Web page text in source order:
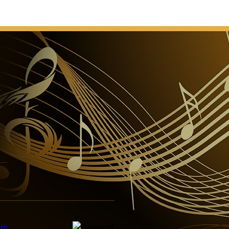
imperatore d'Austria e re d'Ungheria.
alla chiesa il titolo "basilica minore".
come il luogo centrale delle manifestazioni
Internazionale.
del tetto, le torri e le mura esterne sono
guerra mondiale. La struttura del tetto nel suo
della cupola prende fuoco durante i lavori di
Santo di Santo Stefano è collocato nella Basilica
della grande cupola è spazzato sulla strada di
e la chiesa diventa pericoloso per la vita.
opere di ricostruzione previste.
Paolo II visita la chiesa al festival del re Santo Stefano.
basilica al rango di co-cattedrale di
trasferisce il titolo di basilica alla Chiesa in